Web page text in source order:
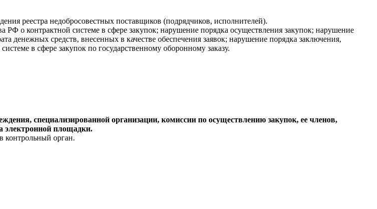
реестра недобросовестных поставщиков (подрядчиков, исполнителей).
РФ о контрактной системе в сфере закупок; нарушение порядка осуществления закупок; нарушение
денежных средств, внесенных в качестве обеспечения заявок; нарушение порядка заключения,
в сфере закупок по государственному оборонному заказу.
специализированной организации, комиссии по осуществлению закупок, ее членов,
электронной площадки.
контрольный орган.